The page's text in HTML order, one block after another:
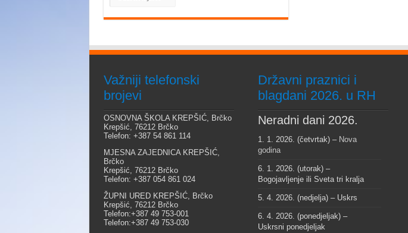
Važniji telefonski
brojevi
OSNOVNA ŠKOLA KREPŠIĆ, Brčko
Krepšić, 76212 Brčko
Telefon: +387 54 861 114
MJESNA ZAJEDNICA KREPŠIĆ,
Brčko
Krepšić, 76212 Brčko
Telefon: +387 054 861 024
ŽUPNI URED KREPŠIĆ, Brčko
Krepšić, 76212 Brčko
Telefon:+387 49 753-001
Telefon:+387 49 753-030
Državni praznici i
blagdani 2026. u RH
Neradni dani 2026.
1. 1. 2026. (četvrtak) – Nova
godina
6. 1. 2026. (utorak) –
Bogojavljenje ili Sveta tri kralja
5. 4. 2026. (nedjelja) – Uskrs
6. 4. 2026. (ponedjeljak) –
Uskrsni ponedjeljak